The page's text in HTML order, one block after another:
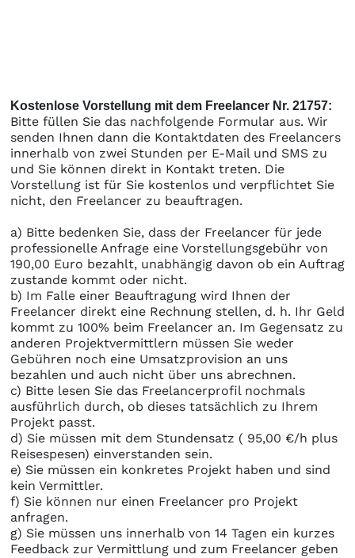
Kostenlose Vorstellung mit dem Freelancer Nr. 21757:
Bitte füllen Sie das nachfolgende Formular aus. Wir
senden Ihnen dann die Kontaktdaten des Freelancers
innerhalb von zwei Stunden per E-Mail und SMS zu
und Sie können direkt in Kontakt treten. Die
Vorstellung ist für Sie kostenlos und verpflichtet Sie
nicht, den Freelancer zu beauftragen.
a) Bitte bedenken Sie, dass der Freelancer für jede
professionelle Anfrage eine Vorstellungsgebühr von
190,00 Euro bezahlt, unabhängig davon ob ein Auftrag
zustande kommt oder nicht.
b) Im Falle einer Beauftragung wird Ihnen der
Freelancer direkt eine Rechnung stellen, d. h. Ihr Geld
kommt zu 100% beim Freelancer an. Im Gegensatz zu
anderen Projektvermittlern müssen Sie weder
Gebühren noch eine Umsatzprovision an uns
bezahlen und auch nicht über uns abrechnen.
c) Bitte lesen Sie das Freelancerprofil nochmals
ausführlich durch, ob dieses tatsächlich zu Ihrem
Projekt passt.
d) Sie müssen mit dem Stundensatz ( 95,00 €/h plus
Reisespesen) einverstanden sein.
e) Sie müssen ein konkretes Projekt haben und sind
kein Vermittler.
f) Sie können nur einen Freelancer pro Projekt
anfragen.
g) Sie müssen uns innerhalb von 14 Tagen ein kurzes
Feedback zur Vermittlung und zum Freelancer geben